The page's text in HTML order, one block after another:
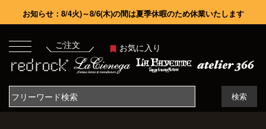
お知らせ：8/4火)～8/6(木)の間は夏季休暇のため休業いたします
ご注文 お気に入り
検索